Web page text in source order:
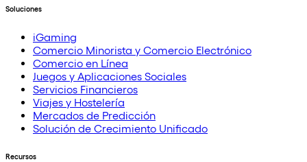
Soluciones
iGaming
Comercio Minorista y Comercio Electrónico
Comercio en Línea
Juegos y Aplicaciones Sociales
Servicios Financieros
Viajes y Hostelería
Mercados de Predicción
Solución de Crecimiento Unificado
Recursos